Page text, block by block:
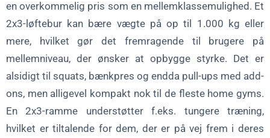
en overkommelig pris som en mellemklassemulighed. Et
2x3-løftebur kan bære vægte på op til 1.000 kg eller
mere, hvilket gør det fremragende til brugere på
mellemniveau, der ønsker at opbygge styrke. Det er
alsidigt til squats, bænkpres og endda pull-ups med add-
ons, men alligevel kompakt nok til de fleste home gyms.
En 2x3-ramme understøtter f.eks. tungere træning,
hvilket er tiltalende for dem, der er på vej frem i deres